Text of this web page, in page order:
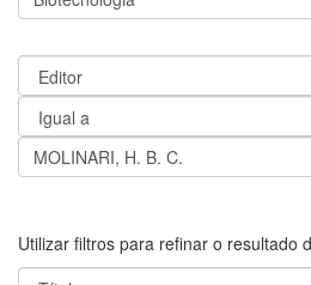
Utilizar filtros para refinar o resultado